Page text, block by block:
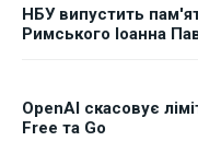
НБУ випустить
Римського Іоанна
OpenAI скасовує
Free та Go